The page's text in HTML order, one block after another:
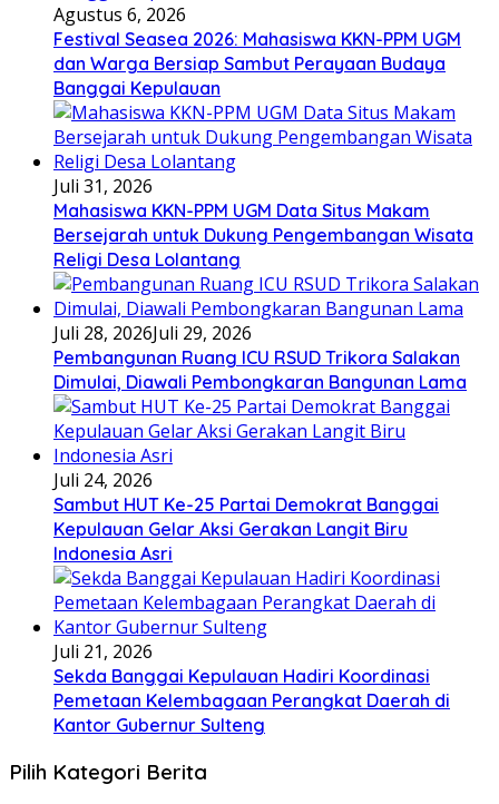
Agustus 6, 2026
Festival Seasea 2026: Mahasiswa KKN-PPM UGM
dan Warga Bersiap Sambut Perayaan Budaya
Banggai Kepulauan
Juli 31, 2026
Mahasiswa KKN-PPM UGM Data Situs Makam
Bersejarah untuk Dukung Pengembangan Wisata
Religi Desa Lolantang
Juli 28, 2026Juli 29, 2026
Pembangunan Ruang ICU RSUD Trikora Salakan
Dimulai, Diawali Pembongkaran Bangunan Lama
Juli 24, 2026
Sambut HUT Ke-25 Partai Demokrat Banggai
Kepulauan Gelar Aksi Gerakan Langit Biru
Indonesia Asri
Juli 21, 2026
Sekda Banggai Kepulauan Hadiri Koordinasi
Pemetaan Kelembagaan Perangkat Daerah di
Kantor Gubernur Sulteng
Pilih Kategori Berita